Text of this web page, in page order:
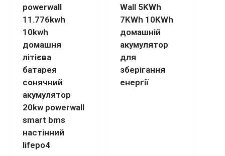
powerwall
11.776kwh
10kwh
домашня
літієва
батарея
сонячний
акумулятор
20kw powerwall
smart bms
настінний
lifepo4
Wall 5KWh
7KWh 10KWh
домашній
акумулятор
для
зберігання
енергії